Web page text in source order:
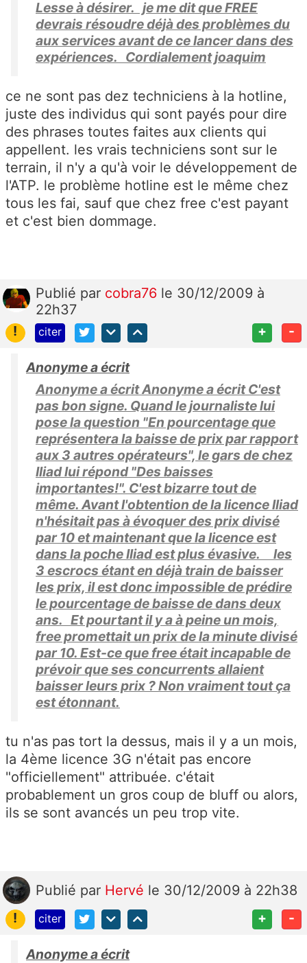
Lesse à désirer. je me dit que FREE
devrais résoudre déjà des problèmes du
aux services avant de ce lancer dans des
expériences. Cordialement joaquim
ce ne sont pas dez techniciens à la hotline,
juste des individus qui sont payés pour dire
des phrases toutes faites aux clients qui
appellent. les vrais techniciens sont sur le
terrain, il n'y a qu'à voir le développement de
l'ATP. le problème hotline est le même chez
tous les fai, sauf que chez free c'est payant
et c'est bien dommage.
Publié par cobra76 le 30/12/2009 à
22h37
!
citer + -
Anonyme a écrit
Anonyme a écrit Anonyme a écrit C'est
pas bon signe. Quand le journaliste lui
pose la question "En pourcentage que
représentera la baisse de prix par rapport
aux 3 autres opérateurs", le gars de chez
Iliad lui répond "Des baisses
importantes!". C'est bizarre tout de
même. Avant l'obtention de la licence Iliad
n'hésitait pas à évoquer des prix divisé
par 10 et maintenant que la licence est
dans la poche Iliad est plus évasive. les
3 escrocs étant en déjà train de baisser
les prix, il est donc impossible de prédire
le pourcentage de baisse de dans deux
ans. Et pourtant il y a à peine un mois,
free promettait un prix de la minute divisé
par 10. Est-ce que free était incapable de
prévoir que ses concurrents allaient
baisser leurs prix ? Non vraiment tout ça
est étonnant.
tu n'as pas tort la dessus, mais il y a un mois,
la 4ème licence 3G n'était pas encore
"officiellement" attribuée. c'était
probablement un gros coup de bluff ou alors,
ils se sont avancés un peu trop vite.
Publié par Hervé le 30/12/2009 à 22h38
!
citer + -
Anonyme a écrit